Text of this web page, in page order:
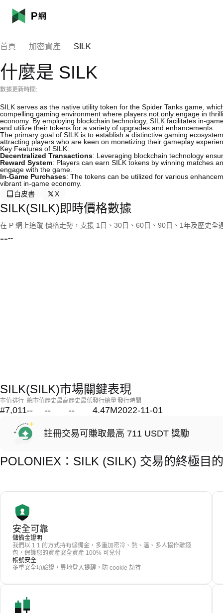
首頁 加密資產 SILK
什麼是 SILK
數據更新時間:
SILK serves as the native utility token for the Spider Tanks game,
compelling gaming environment where players not only engage in
economy. By employing blockchain technology, SILK facilitates in-
and utilize their tokens for a variety of upgrades and enhancements.
The primary goal of SILK is to establish a distinctive gaming
attracting players who are keen on monetizing their gameplay
Key Features of SILK:
Decentralized Transactions: Leveraging blockchain technology
Reward System: Players can earn SILK tokens by winning matches
engage with the game.
In-Game Purchases: The tokens can be utilized for various
vibrant in-game economy.
白皮書
X
SILK(SILK)即時價格數據
在 P 網上追蹤 價格走勢，支援 1日、30日、60日、90日、1年及歷史全
----
SILK(SILK)市場關鍵表現
市值排行
#7,011
總市值
--
歷史最高
--
歷史最低
--
發行總量
4.47M
發行時間
2022-11-01
註冊交易可賺取最高 711 USDT 獎勵
POLONIEX：SILK (SILK) 交易的終極目
安全可靠
儲備金證明
我們以 1:1 的方式持有儲備金，多重加密冷、熱、溫、多人協作離錢
包，保護您的資產安全資產 100% 可兌付
帳號安全
多重安全項驗證，異地登入提醒，防 cookie 劫持